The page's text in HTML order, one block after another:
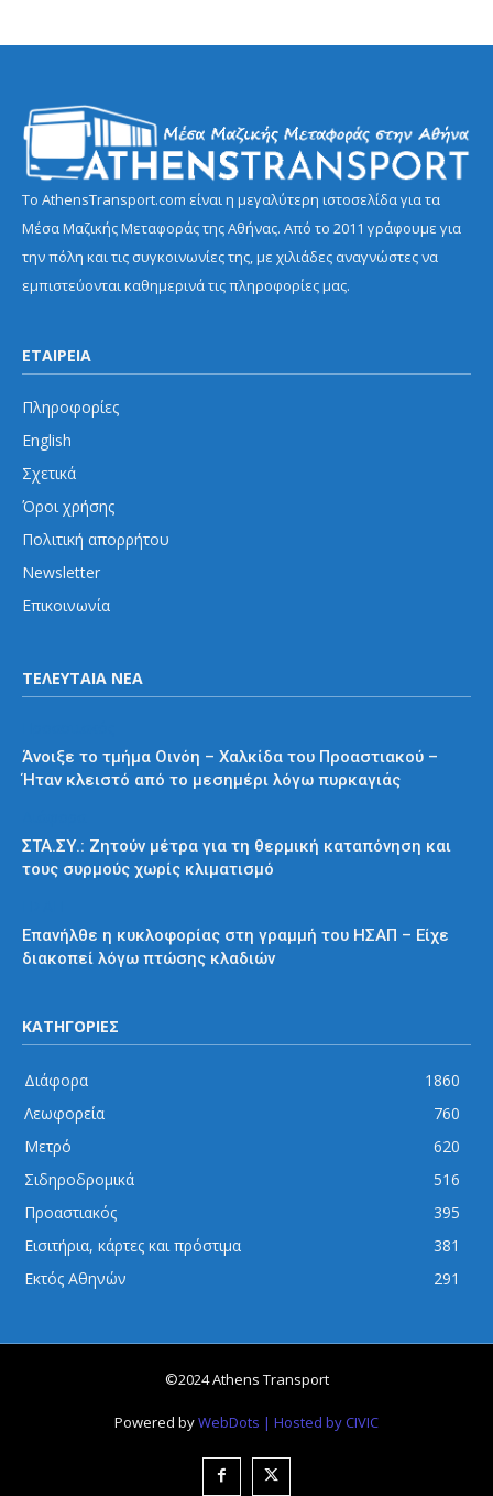
Το AthensTransport.com είναι η μεγαλύτερη ιστοσελίδα για τα
Μέσα Μαζικής Μεταφοράς της Αθήνας. Από το 2011 γράφουμε για
την πόλη και τις συγκοινωνίες της, με χιλιάδες αναγνώστες να
εμπιστεύονται καθημερινά τις πληροφορίες μας.
ΕΤΑΙΡΕΙΑ
Πληροφορίες
English
Σχετικά
Όροι χρήσης
Πολιτική απορρήτου
Newsletter
Επικοινωνία
ΤΕΛΕΥΤΑΙΑ ΝΕΑ
Άνοιξε το τμήμα Οινόη – Χαλκίδα του Προαστιακού –
Ήταν κλειστό από το μεσημέρι λόγω πυρκαγιάς
ΣΤΑ.ΣΥ.: Ζητούν μέτρα για τη θερμική καταπόνηση και
τους συρμούς χωρίς κλιματισμό
Επανήλθε η κυκλοφορίας στη γραμμή του ΗΣΑΠ – Είχε
διακοπεί λόγω πτώσης κλαδιών
ΚΑΤΗΓΟΡΙΕΣ
Διάφορα
1860
Λεωφορεία
760
Μετρό
620
Σιδηροδρομικά
516
Προαστιακός
395
Εισιτήρια, κάρτες και πρόστιμα
381
Εκτός Αθηνών
291
©2024 Athens Transport
Powered byWebDots | Hosted by CIVIC